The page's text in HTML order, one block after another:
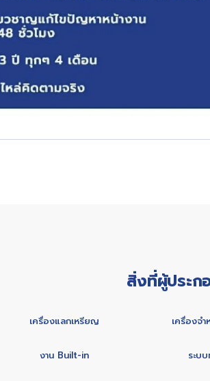
สิ่งที่ผู้ประก
เครื่องแลกเหรียญ เครื่องจำ
งาน Built-in ระบ